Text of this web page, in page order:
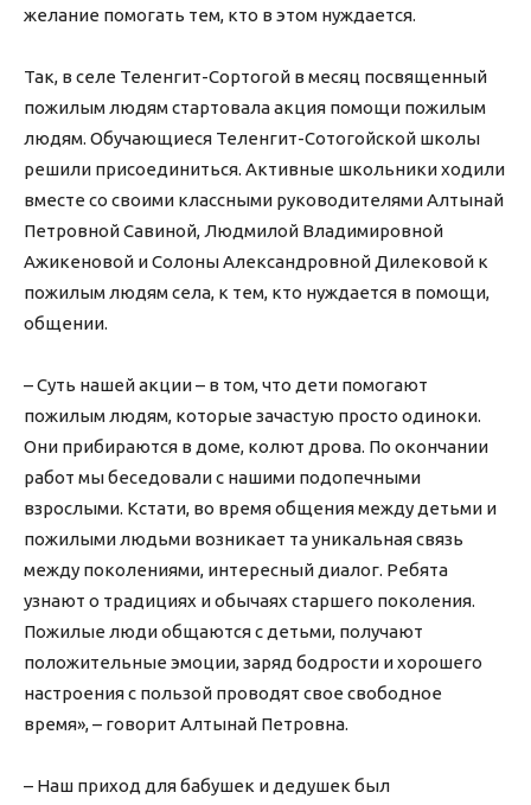
желание помогать тем, кто в этом нуждается.
Так, в селе Теленгит-Сортогой в месяц посвященный
пожилым людям стартовала акция помощи пожилым
людям. Обучающиеся Теленгит-Сотогойской школы
решили присоединиться. Активные школьники ходили
вместе со своими классными руководителями Алтынай
Петровной Савиной, Людмилой Владимировной
Ажикеновой и Солоны Александровной Дилековой к
пожилым людям села, к тем, кто нуждается в помощи,
общении.
– Суть нашей акции – в том, что дети помогают
пожилым людям, которые зачастую просто одиноки.
Они прибираются в доме, колют дрова. По окончании
работ мы беседовали с нашими подопечными
взрослыми. Кстати, во время общения между детьми и
пожилыми людьми возникает та уникальная связь
между поколениями, интересный диалог. Ребята
узнают о традициях и обычаях старшего поколения.
Пожилые люди общаются с детьми, получают
положительные эмоции, заряд бодрости и хорошего
настроения с пользой проводят свое свободное
время», – говорит Алтынай Петровна.
– Наш приход для бабушек и дедушек был